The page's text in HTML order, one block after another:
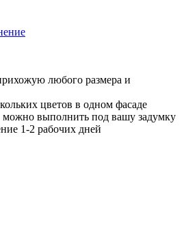
любого размера и
цветов в одном фасаде
можно выполнить под вашу задумку
1-2 рабочих дней